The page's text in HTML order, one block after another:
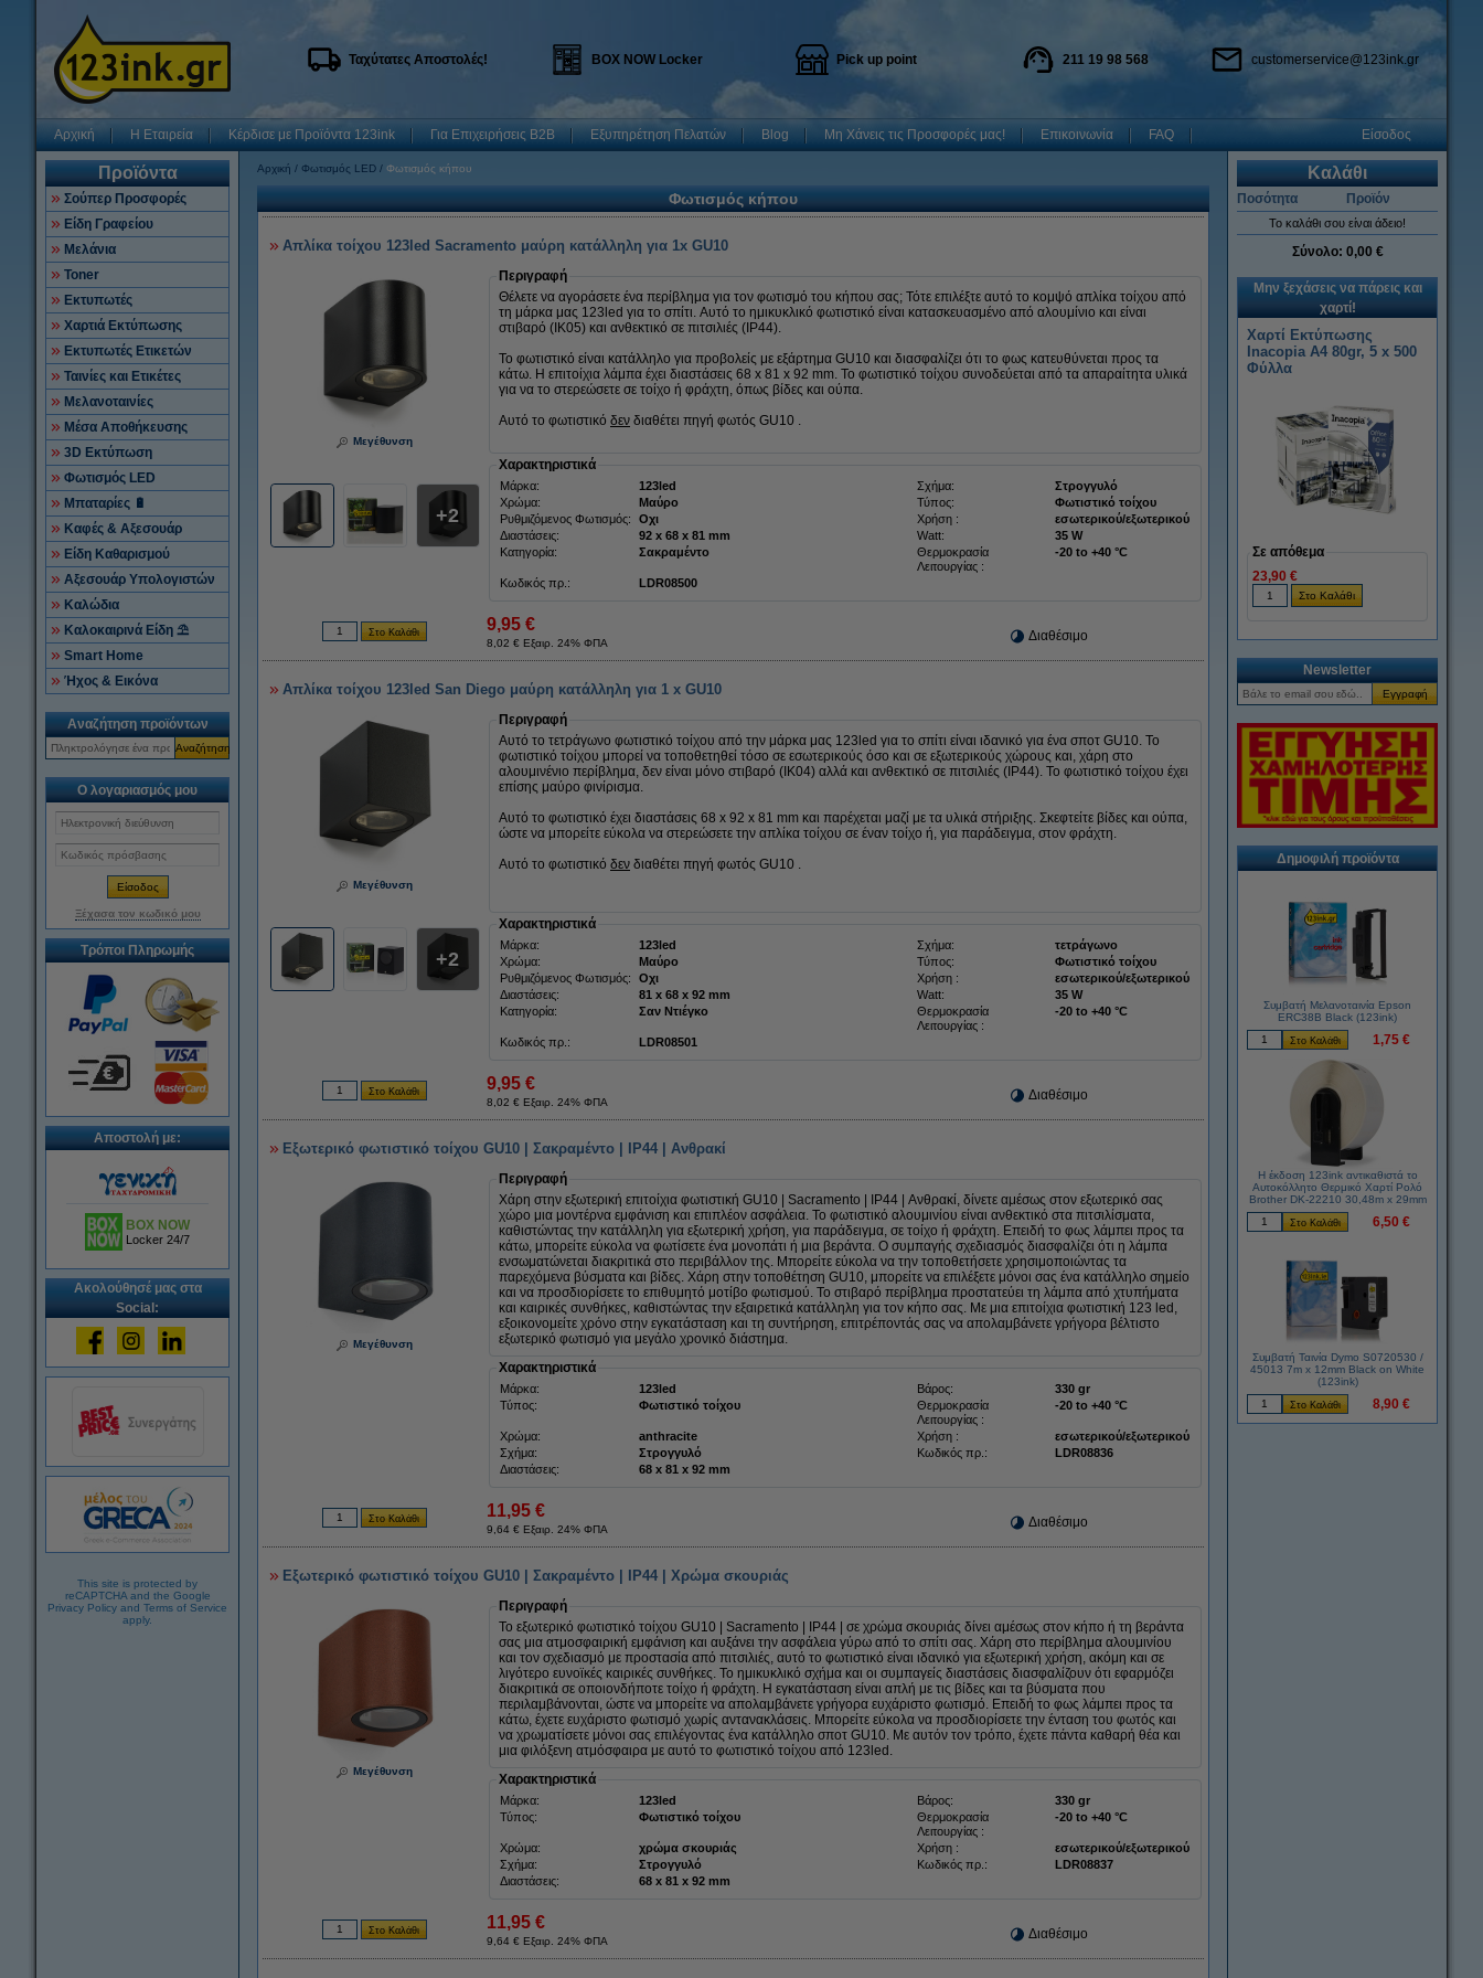
Ταχύτατες Αποστολές! BOX NOW Locker Pick up point 211 19 98 568 customerservice@123ink.gr
Αρχική Η Εταιρεία Κέρδισε με Προϊόντα 123ink Για Επιχειρήσεις B2B Εξυπηρέτηση Πελατών Blog Μη Χάνεις τις Προσφορές μας! Επικοινωνία FAQ Είσοδος
Προϊόντα
Σούπερ Προσφορές
Είδη Γραφείου
Μελάνια
Toner
Εκτυπωτές
Χαρτιά Εκτύπωσης
Εκτυπωτές Ετικετών
Ταινίες και Ετικέτες
Μελανοταινίες
Μέσα Αποθήκευσης
3D Εκτύπωση
Φωτισμός LED
Μπαταρίες 🔋
Καφές & Αξεσουάρ
Είδη Καθαρισμού
Αξεσουάρ Υπολογιστών
Καλώδια
Καλοκαιρινά Είδη ⛱
Smart Home
Ήχος & Εικόνα
Αναζήτηση προϊόντων
Αναζήτηση
Ο λογαριασμός μου
Ξέχασα τον κωδικό μου
Τρόποι Πληρωμής
Αποστολή με:
BOX NOW
Locker 24/7
Ακολούθησέ μας στα
Social:
This site is protected by
reCAPTCHA and the Google
Privacy Policy and Terms of Service
apply.
Αρχική Φωτισμός LED Φωτισμός κήπου
Φωτισμός κήπου
Απλίκα τοίχου 123led Sacramento μαύρη κατάλληλη για 1x GU10
Μεγέθυνση
2
Περιγραφή
Θέλετε να αγοράσετε ένα περίβλημα για τον φωτισμό του κήπου σας; Τότε επιλέξτε αυτό το κομψό απλίκα τοίχου από
τη μάρκα μας 123led για το σπίτι. Αυτό το ημικυκλικό φωτιστικό είναι κατασκευασμένο από αλουμίνιο και είναι
στιβαρό (IK05) και ανθεκτικό σε πιτσιλιές (IP44).
Το φωτιστικό είναι κατάλληλο για προβολείς με εξάρτημα GU10 και διασφαλίζει ότι το φως κατευθύνεται προς τα
κάτω. Η επιτοίχια λάμπα έχει διαστάσεις 68 x 81 x 92 mm. Το φωτιστικό τοίχου συνοδεύεται από τα απαραίτητα υλικά
για να το στερεώσετε σε τοίχο ή φράχτη, όπως βίδες και ούπα.
Αυτό το φωτιστικό δεν διαθέτει πηγή φωτός GU10 .
Χαρακτηριστικά
Μάρκα: 123led Σχήμα:
Στρογγυλό
Χρώμα:
Μαύρο Τύπος:
Φωτιστικό τοίχου
Ρυθμιζόμενος Φωτισμός:
Οχι Χρήση :
εσωτερικού/εξωτερικού
Διαστάσεις:
92 x 68 x 81 mm Watt:
35 W
Κατηγορία:
Σακραμέντο
Θερμοκρασία
Λειτουργίας :
-20 to +40 °C
Κωδικός πρ.: LDR08500
9,95 €
8,02 € Εξαιρ. 24% ΦΠΑ Διαθέσιμο
Απλίκα τοίχου 123led San Diego μαύρη κατάλληλη για 1 x GU10
Μεγέθυνση
2
Περιγραφή
Αυτό το τετράγωνο φωτιστικό τοίχου από την μάρκα μας 123led για το σπίτι είναι ιδανικό για ένα σποτ GU10. Το
φωτιστικό τοίχου μπορεί να τοποθετηθεί τόσο σε εσωτερικούς όσο και σε εξωτερικούς χώρους και, χάρη στο
αλουμινένιο περίβλημα, δεν είναι μόνο στιβαρό (IK04) αλλά και ανθεκτικό σε πιτσιλιές (IP44). Το φωτιστικό τοίχου έχει
επίσης μαύρο φινίρισμα.
Αυτό το φωτιστικό έχει διαστάσεις 68 x 92 x 81 mm και παρέχεται μαζί με τα υλικά στήριξης. Σκεφτείτε βίδες και ούπα,
ώστε να μπορείτε εύκολα να στερεώσετε την απλίκα τοίχου σε έναν τοίχο ή, για παράδειγμα, στον φράχτη.
Αυτό το φωτιστικό δεν διαθέτει πηγή φωτός GU10 .
Χαρακτηριστικά
Μάρκα: 123led Σχήμα:
τετράγωνο
Χρώμα:
Μαύρο Τύπος:
Φωτιστικό τοίχου
Ρυθμιζόμενος Φωτισμός:
Οχι Χρήση :
εσωτερικού/εξωτερικού
Διαστάσεις:
81 x 68 x 92 mm Watt:
35 W
Κατηγορία:
Σαν Ντιέγκο
Θερμοκρασία
Λειτουργίας :
-20 to +40 °C
Κωδικός πρ.: LDR08501
9,95 €
8,02 € Εξαιρ. 24% ΦΠΑ Διαθέσιμο
Εξωτερικό φωτιστικό τοίχου GU10 | Σακραμέντο | IP44 | Ανθρακί
Μεγέθυνση
Περιγραφή
Χάρη στην εξωτερική επιτοίχια φωτιστική GU10 | Sacramento | IP44 | Ανθρακί, δίνετε αμέσως στον εξωτερικό σας
χώρο μια μοντέρνα εμφάνιση και επιπλέον ασφάλεια. Το φωτιστικό αλουμινίου είναι ανθεκτικό στα πιτσιλίσματα,
καθιστώντας την κατάλληλη για εξωτερική χρήση, για παράδειγμα, σε τοίχο ή φράχτη. Επειδή το φως λάμπει προς τα
κάτω, μπορείτε εύκολα να φωτίσετε ένα μονοπάτι ή μια βεράντα. Ο συμπαγής σχεδιασμός διασφαλίζει ότι η λάμπα
ενσωματώνεται διακριτικά στο περιβάλλον της. Μπορείτε εύκολα να την τοποθετήσετε χρησιμοποιώντας τα
παρεχόμενα βύσματα και βίδες. Χάρη στην τοποθέτηση GU10, μπορείτε να επιλέξετε μόνοι σας ένα κατάλληλο σημείο
και να προσδιορίσετε το επιθυμητό μοτίβο φωτισμού. Το στιβαρό περίβλημα προστατεύει τη λάμπα από χτυπήματα
και καιρικές συνθήκες, καθιστώντας την εξαιρετικά κατάλληλη για τον κήπο σας. Με μια επιτοίχια φωτιστική 123 led,
εξοικονομείτε χρόνο στην εγκατάσταση και τη συντήρηση, επιτρέποντάς σας να απολαμβάνετε γρήγορα βέλτιστο
εξωτερικό φωτισμό για μεγάλο χρονικό διάστημα.
Χαρακτηριστικά
Μάρκα: 123led Βάρος:
330 gr
Τύπος:
Φωτιστικό τοίχου
Θερμοκρασία
Λειτουργίας :
-20 to +40 °C
Χρώμα: anthracite Χρήση :
εσωτερικού/εξωτερικού
Σχήμα:
Στρογγυλό Κωδικός πρ.:
LDR08836
Διαστάσεις:
68 x 81 x 92 mm
11,95 €
9,64 € Εξαιρ. 24% ΦΠΑ Διαθέσιμο
Εξωτερικό φωτιστικό τοίχου GU10 | Σακραμέντο | IP44 | Χρώμα σκουριάς
Μεγέθυνση
Περιγραφή
Το εξωτερικό φωτιστικό τοίχου GU10 | Sacramento | IP44 | σε χρώμα σκουριάς δίνει αμέσως στον κήπο ή τη βεράντα
σας μια ατμοσφαιρική εμφάνιση και αυξάνει την ασφάλεια γύρω από το σπίτι σας. Χάρη στο περίβλημα αλουμινίου
και τον σχεδιασμό με προστασία από πιτσιλιές, αυτό το φωτιστικό είναι ιδανικό για εξωτερική χρήση, ακόμη και σε
λιγότερο ευνοϊκές καιρικές συνθήκες. Το ημικυκλικό σχήμα και οι συμπαγείς διαστάσεις διασφαλίζουν ότι εφαρμόζει
διακριτικά σε οποιονδήποτε τοίχο ή φράχτη. Η εγκατάσταση είναι απλή με τις βίδες και τα βύσματα που
περιλαμβάνονται, ώστε να μπορείτε να απολαμβάνετε γρήγορα ευχάριστο φωτισμό. Επειδή το φως λάμπει προς τα
κάτω, έχετε ευχάριστο φωτισμό χωρίς αντανακλάσεις. Μπορείτε εύκολα να προσδιορίσετε την ένταση του φωτός και
να χρωματίσετε μόνοι σας επιλέγοντας ένα κατάλληλο σποτ GU10. Με αυτόν τον τρόπο, έχετε πάντα καθαρή θέα και
μια φιλόξενη ατμόσφαιρα με αυτό το φωτιστικό τοίχου από 123led.
Χαρακτηριστικά
Μάρκα: 123led Βάρος:
330 gr
Τύπος:
Φωτιστικό τοίχου
Θερμοκρασία
Λειτουργίας :
-20 to +40 °C
Χρώμα: χρώμα σκουριάς Χρήση :
εσωτερικού/εξωτερικού
Σχήμα:
Στρογγυλό Κωδικός πρ.:
LDR08837
Διαστάσεις:
68 x 81 x 92 mm
11,95 €
9,64 € Εξαιρ. 24% ΦΠΑ Διαθέσιμο
Καλάθι
Ποσότητα Προϊόν
Το καλάθι σου είναι άδειο!
Σύνολο: 0,00 €
Μην ξεχάσεις να πάρεις και
χαρτί!
Χαρτί Εκτύπωσης
Inacopia Α4 80gr, 5 x 500
Φύλλα
Σε απόθεμα
23,90 €
Newsletter
Δημοφιλή προϊόντα
Συμβατή Μελανοταινία Epson
ERC38B Black (123ink)
1,75 €
Η έκδοση 123ink αντικαθιστά το
Αυτοκόλλητο Θερμικό Χαρτί Ρολό
Brother DK-22210 30,48m x 29mm
6,50 €
Συμβατή Ταινία Dymo S0720530 /
45013 7m x 12mm Black on White
(123ink)
8,90 €